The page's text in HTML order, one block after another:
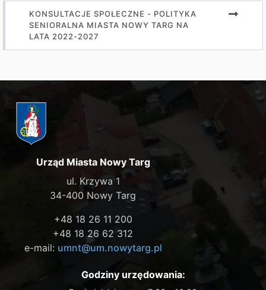
KONSULTACJE SPOŁECZNE - POLITYKA
SENIORALNA MIASTA NOWY TARG NA
LATA 2022-2027
Urząd Miasta Nowy Targ
ul. Krzywa 1
34-400 Nowy Targ
+48 18 26 11 200
+48 18 26 62 312
e-mail: umnt@um.nowytarg.pl
Godziny urzędowania: